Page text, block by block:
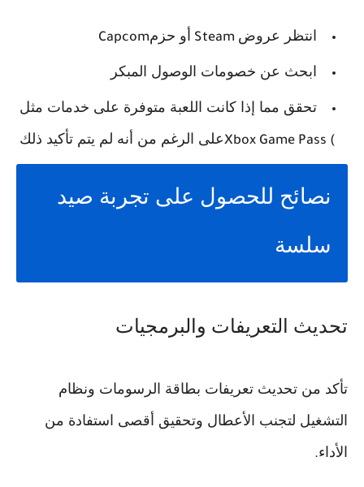
انتظر عروض Steam أو حزمCapcom
ابحث عن خصومات الوصول المبكر
تحقق مما إذا كانت اللعبة متوفرة على خدمات مثل
Xbox Game Pass (على الرغم من أنه لم يتم تأكيد ذلك
نصائح للحصول على تجربة صيد
سلسة
تحديث التعريفات والبرمجيات
تأكد من تحديث تعريفات بطاقة الرسومات ونظام
التشغيل لتجنب الأعطال وتحقيق أقصى استفادة من
الأداء.